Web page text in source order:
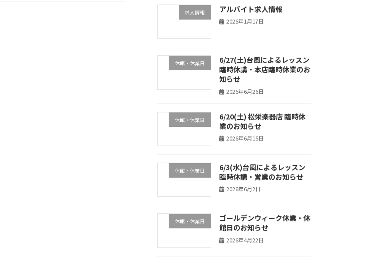
求人情報 アルバイト求人情報
2025年1月17日
休館・休業日
6/27(土)台風によるレッスン
臨時休講・本店臨時休業のお
知らせ
2026年6月26日
休館・休業日
6/20(土) 松栄楽器店 臨時休
業のお知らせ
2026年6月15日
休館・休業日
6/3(水)台風によるレッスン
臨時休講・営業のお知らせ
2026年6月2日
休館・休業日
ゴールデンウィーク休業・休
館日のお知らせ
2026年4月22日